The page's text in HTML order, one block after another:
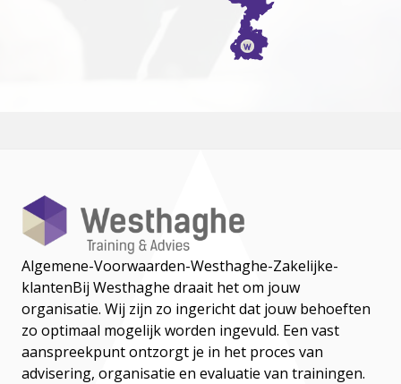
Algemene-Voorwaarden-Westhaghe-Zakelijke-
klantenBij Westhaghe draait het om jouw
organisatie. Wij zijn zo ingericht dat jouw behoeften
zo optimaal mogelijk worden ingevuld. Een vast
aanspreekpunt ontzorgt je in het proces van
advisering, organisatie en evaluatie van trainingen.